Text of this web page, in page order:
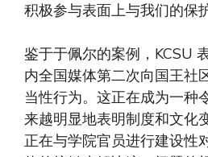
积极参与表面上与我们的保
鉴于于佩尔的案例，KCSU
内全国媒体第二次向国王社
当性行为。这正在成为一种
来越明显地表明制度和文化
正在与学院官员进行建设性